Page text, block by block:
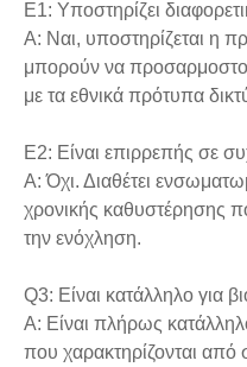
Ε1: Υποστηρίζει
Α: Ναι, υποστηρίζεται η
μπορούν να
με τα εθνικά πρότυπα
Ε2: Είναι επιρρεπής σε
Α: Όχι. Διαθέτει
χρονικής καθυστέρησης
την ενόχληση.
Q3: Είναι κατάλληλο για
Α: Είναι πλήρως
που χαρακτηρίζονται από